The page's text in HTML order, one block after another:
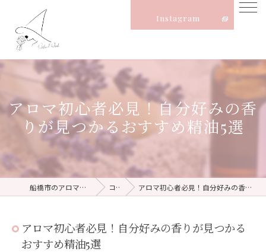
Instagram
アロマ初心者必見！自分好みの香
りが見つかるおすすめ精油5選
船橋市のアロマならNatural Witch コラム アロマ初心者必見！自分好みの香りが見つかるおすすめ精油5選
アロマ初心者必見！自分好みの香りが見つかる
おすすめ精油5選